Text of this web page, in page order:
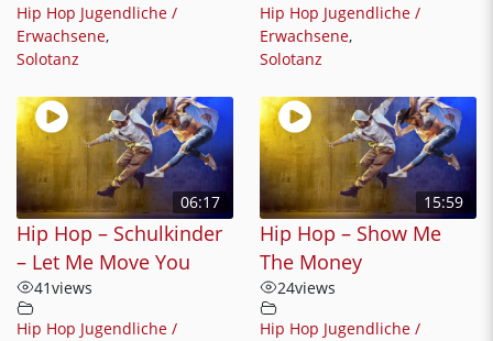
Hip Hop Jugendliche /
Erwachsene,
Solotanz
Hip Hop Jugendliche /
Erwachsene,
Solotanz
06:17
Hip Hop – Schulkinder
– Let Me Move You
41views
Hip Hop Jugendliche /
15:59
Hip Hop – Show Me
The Money
24views
Hip Hop Jugendliche /